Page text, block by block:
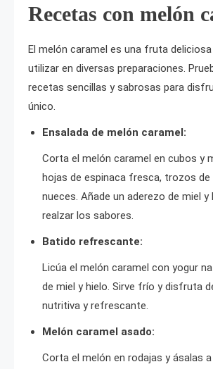
Recetas con melón
El melón caramel es una fruta
utilizar en diversas preparaciones.
recetas sencillas y sabrosas para
único.
Ensalada de melón caramel:
Corta el melón caramel en cubos y
hojas de espinaca fresca, trozos
nueces. Añade un aderezo de miel y
realzar los sabores.
Batido refrescante:
Licúa el melón caramel con yogur
de miel y hielo. Sirve frío y disfruta
nutritiva y refrescante.
Melón caramel asado:
Corta el melón en rodajas y ásalas